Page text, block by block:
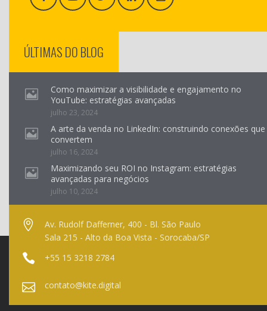
ÚLTIMAS DO BLOG
Como maximizar a visibilidade e engajamento no
YouTube: estratégias avançadas
julho 23, 2024
A arte da venda no LinkedIn: construindo conexões que
convertem
julho 16, 2024
Maximizando seu ROI no Instagram: estratégias
avançadas para negócios
julho 10, 2024
Av. Rudolf Dafferner, 400 - Bl. São Paulo
Sala 215 - Alto da Boa Vista - Sorocaba/SP
+55 15 3218 2784
contato@kite.digital